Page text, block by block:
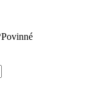
Povinné